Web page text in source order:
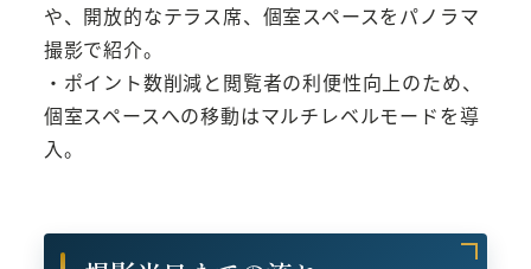
や、開放的なテラス席、個室スペースをパノラマ
撮影で紹介。
・ポイント数削減と閲覧者の利便性向上のため、
個室スペースへの移動はマルチレベルモードを導
入。